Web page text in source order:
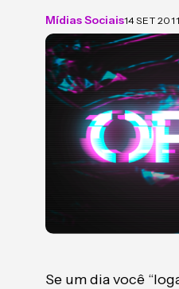
Mídias Sociais14 SET 2011
Se um dia você